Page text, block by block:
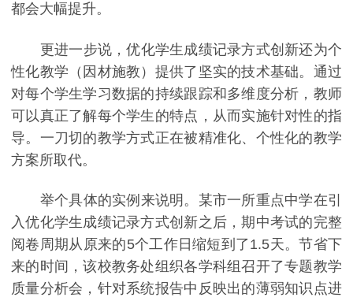
都会大幅提升。
更进一步说，优化学生成绩记录方式创新还为个
性化教学（因材施教）提供了坚实的技术基础。通过
对每个学生学习数据的持续跟踪和多维度分析，教师
可以真正了解每个学生的特点，从而实施针对性的指
导。一刀切的教学方式正在被精准化、个性化的教学
方案所取代。
举个具体的实例来说明。某市一所重点中学在引
入优化学生成绩记录方式创新之后，期中考试的完整
阅卷周期从原来的5个工作日缩短到了1.5天。节省下
来的时间，该校教务处组织各学科组召开了专题教学
质量分析会，针对系统报告中反映出的薄弱知识点进